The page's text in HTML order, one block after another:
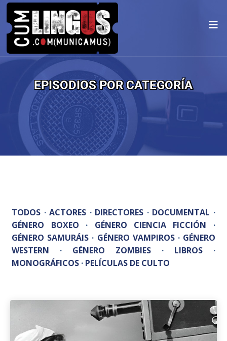
EPISODIOS POR CATEGORÍA
TODOS ·ACTORES · DIRECTORES · DOCUMENTAL ·
GÉNERO BOXEO · GÉNERO CIENCIA FICCIÓN ·
GÉNERO SAMURÁIS · GÉNERO VAMPIROS· GÉNERO
WESTERN · GÉNERO ZOMBIES · LIBROS·
MONOGRÁFICOS · PELÍCULAS DE CULTO